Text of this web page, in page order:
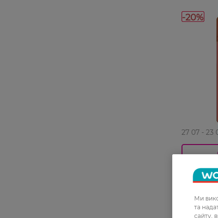
-20%
27 07 - 23
Гель для
Fusion
132,99 ГРН
106,49
Ми
та
сайту,